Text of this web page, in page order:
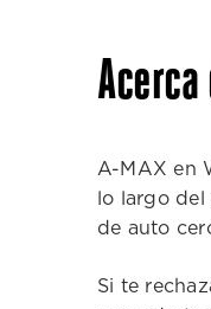
A-MAX en
lo largo
de auto
Si te